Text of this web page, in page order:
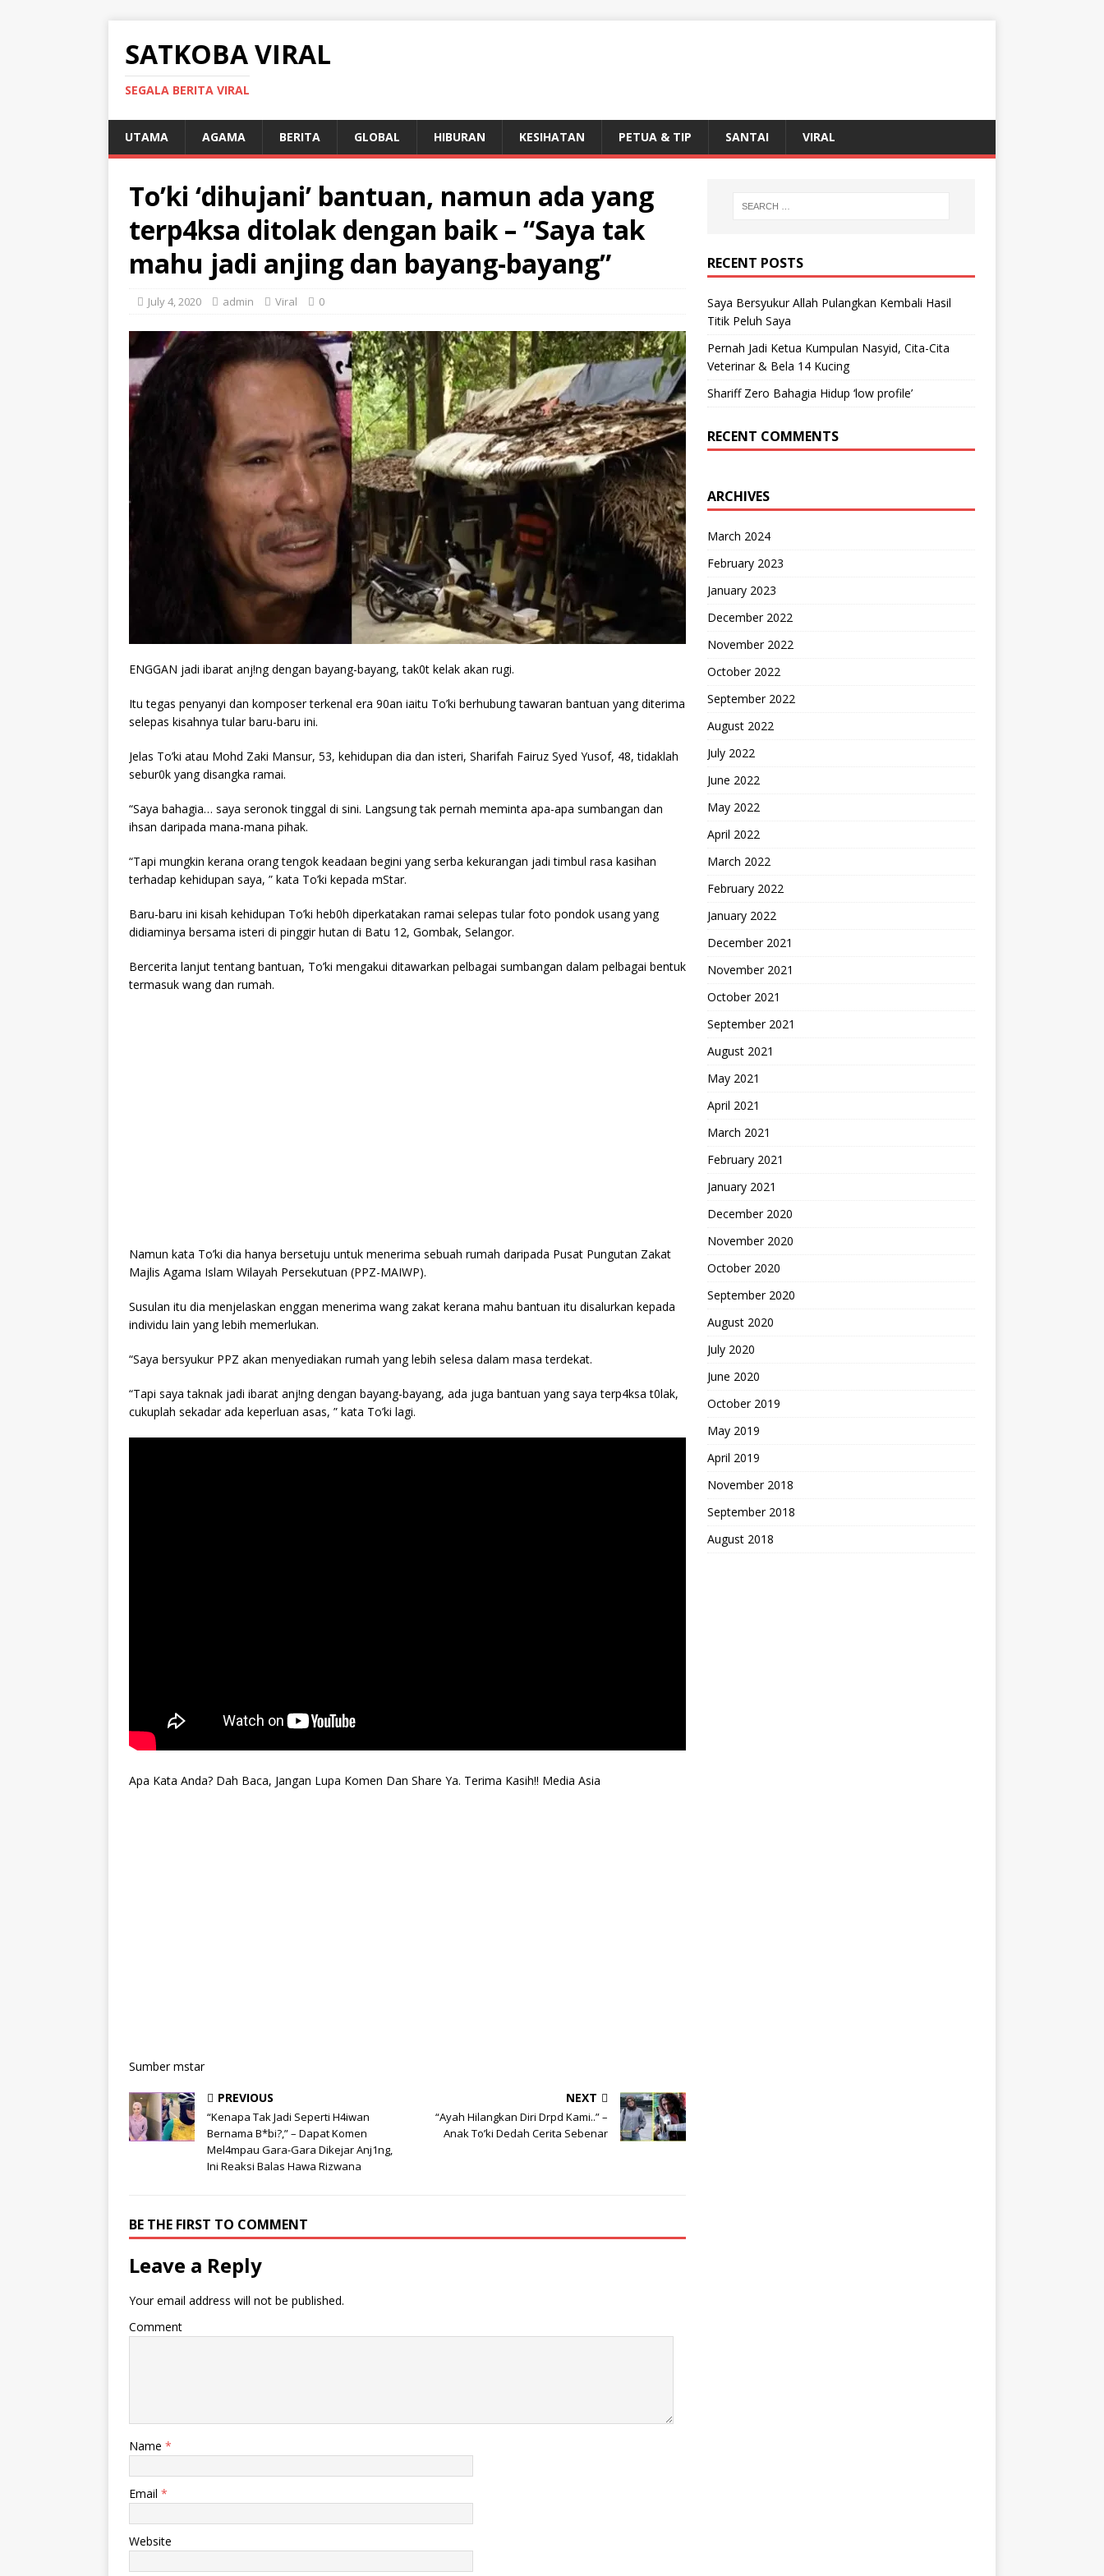
SATKOBA VIRAL
SEGALA BERITA VIRAL
UTAMA AGAMA BERITA GLOBAL HIBURAN KESIHATAN PETUA & TIP SANTAI VIRAL
To’ki ‘dihujani’ bantuan, namun ada yang
terp4ksa ditolak dengan baik – “Saya tak
mahu jadi anjing dan bayang-bayang”
July 4, 2020 admin Viral 0
ENGGAN jadi ibarat anj!ng dengan bayang-bayang, tak0t kelak akan rugi.
Itu tegas penyanyi dan komposer terkenal era 90an iaitu To’ki berhubung tawaran bantuan yang diterima
selepas kisahnya tular baru-baru ini.
Jelas To’ki atau Mohd Zaki Mansur, 53, kehidupan dia dan isteri, Sharifah Fairuz Syed Yusof, 48, tidaklah
sebur0k yang disangka ramai.
“Saya bahagia… saya seronok tinggal di sini. Langsung tak pernah meminta apa-apa sumbangan dan
ihsan daripada mana-mana pihak.
“Tapi mungkin kerana orang tengok keadaan begini yang serba kekurangan jadi timbul rasa kasihan
terhadap kehidupan saya, ” kata To’ki kepada mStar.
Baru-baru ini kisah kehidupan To’ki heb0h diperkatakan ramai selepas tular foto pondok usang yang
didiaminya bersama isteri di pinggir hutan di Batu 12, Gombak, Selangor.
Bercerita lanjut tentang bantuan, To’ki mengakui ditawarkan pelbagai sumbangan dalam pelbagai bentuk
termasuk wang dan rumah.
Namun kata To’ki dia hanya bersetuju untuk menerima sebuah rumah daripada Pusat Pungutan Zakat
Majlis Agama Islam Wilayah Persekutuan (PPZ-MAIWP).
Susulan itu dia menjelaskan enggan menerima wang zakat kerana mahu bantuan itu disalurkan kepada
individu lain yang lebih memerlukan.
“Saya bersyukur PPZ akan menyediakan rumah yang lebih selesa dalam masa terdekat.
“Tapi saya taknak jadi ibarat anj!ng dengan bayang-bayang, ada juga bantuan yang saya terp4ksa t0lak,
cukuplah sekadar ada keperluan asas, ” kata To’ki lagi.
Apa Kata Anda? Dah Baca, Jangan Lupa Komen Dan Share Ya. Terima Kasih!! Media Asia
Sumber mstar
PREVIOUS
“Kenapa Tak Jadi Seperti H4iwan
Bernama B*bi?,” – Dapat Komen
Mel4mpau Gara-Gara Dikejar Anj1ng,
Ini Reaksi Balas Hawa Rizwana
NEXT
“Ayah Hilangkan Diri Drpd Kami..” –
Anak To’ki Dedah Cerita Sebenar
BE THE FIRST TO COMMENT
Leave a Reply
Your email address will not be published.
Comment
Name *
Email *
Website
RECENT POSTS
Saya Bersyukur Allah Pulangkan Kembali Hasil
Titik Peluh Saya
Pernah Jadi Ketua Kumpulan Nasyid, Cita-Cita
Veterinar & Bela 14 Kucing
Shariff Zero Bahagia Hidup ‘low profile’
RECENT COMMENTS
ARCHIVES
March 2024
February 2023
January 2023
December 2022
November 2022
October 2022
September 2022
August 2022
July 2022
June 2022
May 2022
April 2022
March 2022
February 2022
January 2022
December 2021
November 2021
October 2021
September 2021
August 2021
May 2021
April 2021
March 2021
February 2021
January 2021
December 2020
November 2020
October 2020
September 2020
August 2020
July 2020
June 2020
October 2019
May 2019
April 2019
November 2018
September 2018
August 2018